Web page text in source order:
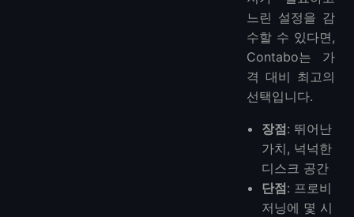
느린 설정을 감
수할 수 있다면,
Contabo는 가
격 대비 최고의
선택입니다.
장점: 뛰어난
가치, 넉넉한
디스크 공간
단점: 프로비
저닝에 몇 시